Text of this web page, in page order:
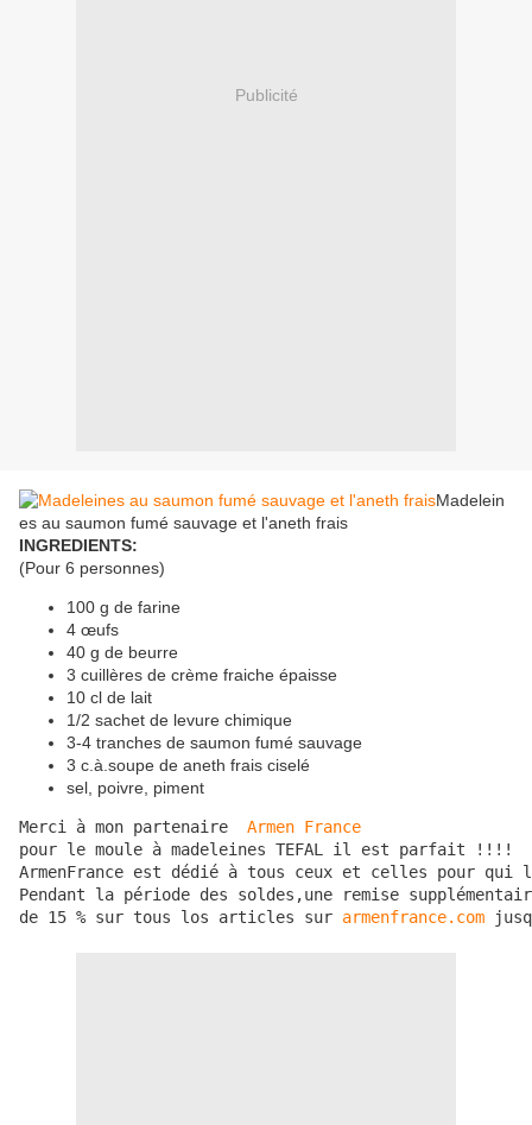
Publicité
Madelein
es au saumon fumé sauvage et l'aneth frais
INGREDIENTS:
(Pour 6 personnes)
100 g de farine
4 œufs
40 g de beurre
3 cuillères de crème fraiche épaisse
10 cl de lait
1/2 sachet de levure chimique
3-4 tranches de saumon fumé sauvage
3 c.à.soupe de aneth frais ciselé
sel, poivre, piment
Merci à mon partenaire Armen France
pour le moule à madeleines TEFAL il est parfait !!!!
ArmenFrance est dédié à tous ceux et celles pour
Pendant la période des soldes,une remise
de 15 % sur tous los articles sur armenfrance.com